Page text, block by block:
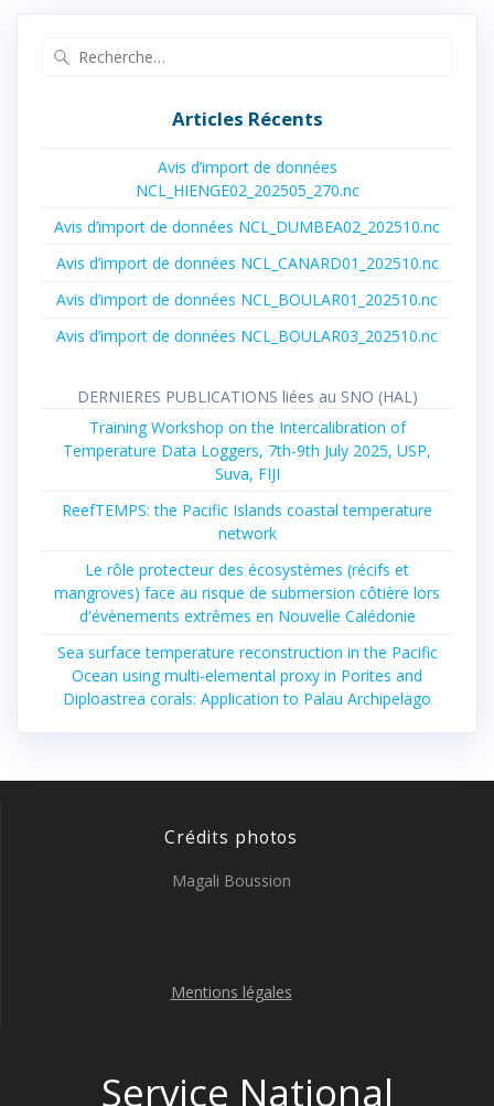
Articles Récents
Avis d’import de données
NCL_HIENGE02_202505_270.nc
Avis d’import de données NCL_DUMBEA02_202510.nc
Avis d’import de données NCL_CANARD01_202510.nc
Avis d’import de données NCL_BOULAR01_202510.nc
Avis d’import de données NCL_BOULAR03_202510.nc
DERNIERES PUBLICATIONS liées au SNO (HAL)
Training Workshop on the Intercalibration of
Temperature Data Loggers, 7th-9th July 2025, USP,
Suva, FIJI
ReefTEMPS: the Pacific Islands coastal temperature
network
Le rôle protecteur des écosystèmes (récifs et
mangroves) face au risque de submersion côtière lors
d'évènements extrêmes en Nouvelle Calédonie
Sea surface temperature reconstruction in the Pacific
Ocean using multi-elemental proxy in Porites and
Diploastrea corals: Application to Palau Archipelago
Crédits photos
Magali Boussion
Mentions légales
Service National